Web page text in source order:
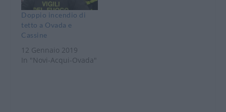
Doppio incendio di
tetto a Ovada e
Cassine
12 Gennaio 2019
In "Novi-Acqui-Ovada"